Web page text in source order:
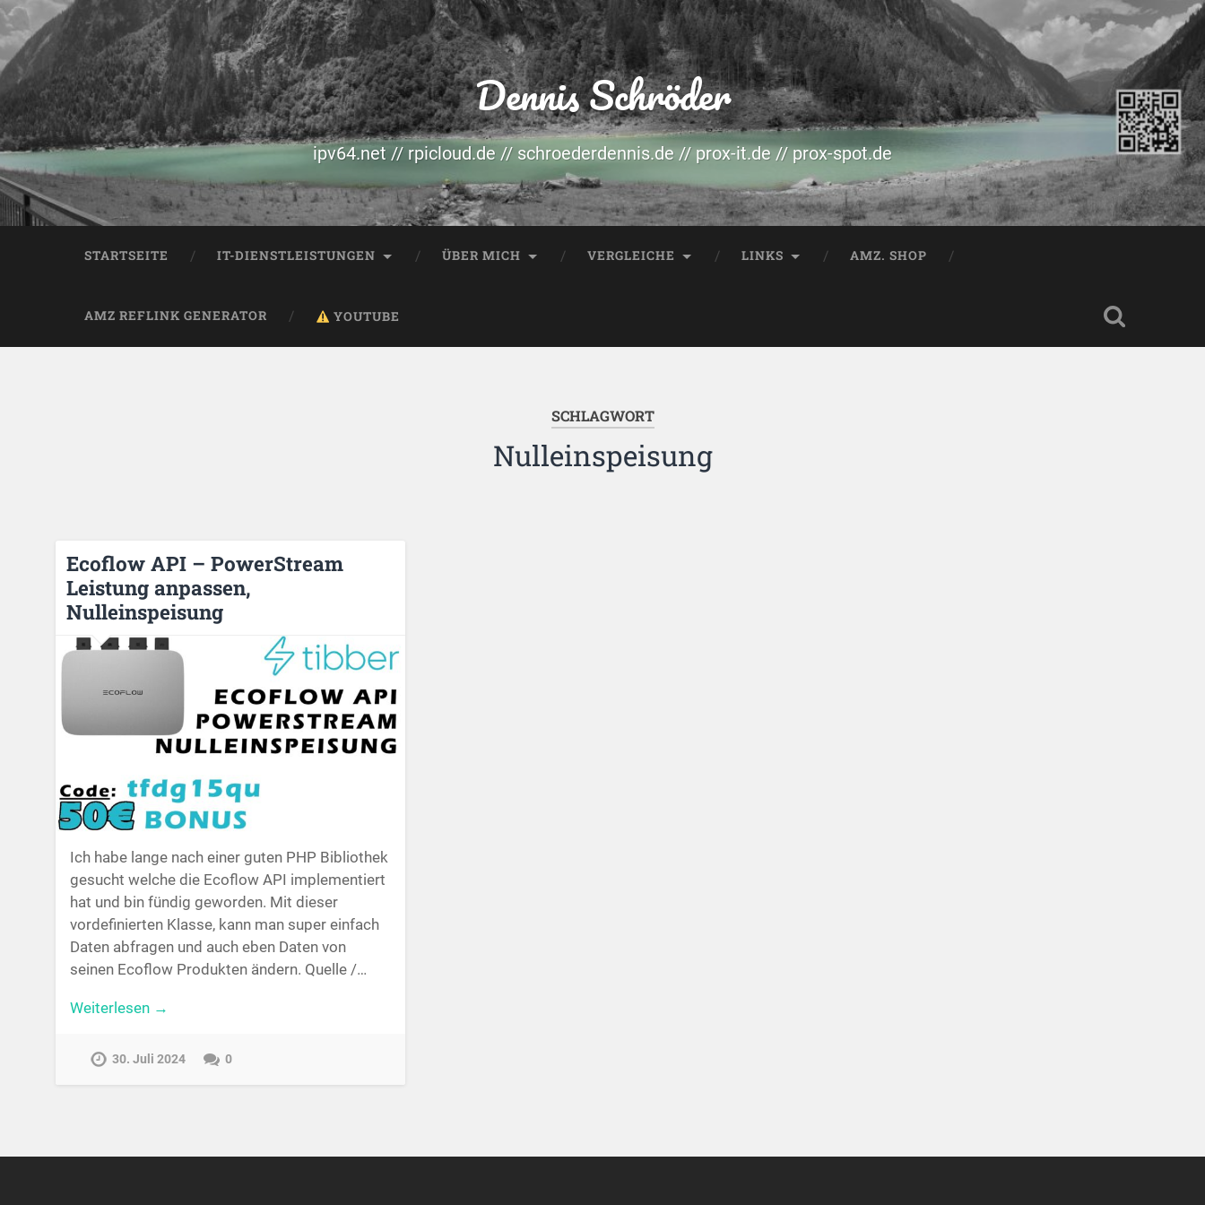
Dennis Schröder
ipv64.net // rpicloud.de // schroederdennis.de // prox-it.de // prox-spot.de
STARTSEITE IT-DIENSTLEISTUNGEN ÜBER MICH VERGLEICHE LINKS AMZ. SHOP
AMZ REFLINK GENERATOR YOUTUBE
SCHLAGWORT
Nulleinspeisung
Ecoflow API – PowerStream
Leistung anpassen,
Nulleinspeisung
Ich habe lange nach einer guten PHP Bibliothek
gesucht welche die Ecoflow API implementiert
hat und bin fündig geworden. Mit dieser
vordefinierten Klasse, kann man super einfach
Daten abfragen und auch eben Daten von
seinen Ecoflow Produkten ändern. Quelle /…
Weiterlesen →
30. Juli 2024 0